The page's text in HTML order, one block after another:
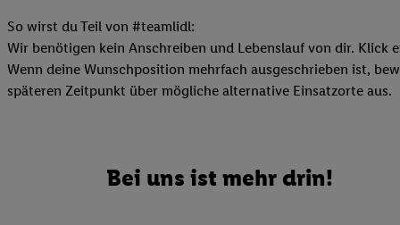
So wirst du Teil von #teamlidl:
Wir benötigen kein Anschreiben und Lebenslauf von dir. Klick
Wenn deine Wunschposition mehrfach ausgeschrieben ist,
späteren Zeitpunkt über mögliche alternative Einsatzorte aus.
Bei uns ist mehr drin!
Möglichkeit, Ihre
(„consenthub“)oder
Marketing“ am
sämtlicher genannten